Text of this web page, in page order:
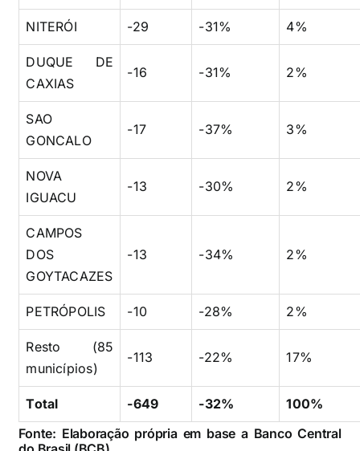
NITERÓI -29 -31% 4%
DUQUE DE
CAXIAS
-16 -31% 2%
SAO
GONCALO
-17 -37% 3%
NOVA
IGUACU
-13 -30% 2%
CAMPOS
DOS
GOYTACAZES
-13 -34% 2%
PETRÓPOLIS -10 -28% 2%
Resto (85
municípios)
-113 -22% 17%
Total -649 -32%
100%
Fonte: Elaboração própria em base a Banco Central